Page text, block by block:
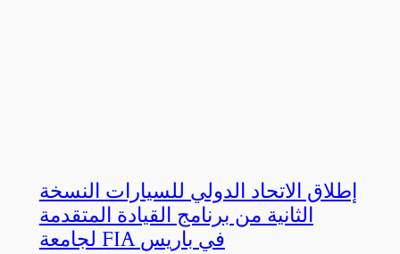
إطلاق الاتحاد الدولي للسيارات النسخة
الثانية من برنامج القيادة المتقدمة
لجامعة FIA في باريس